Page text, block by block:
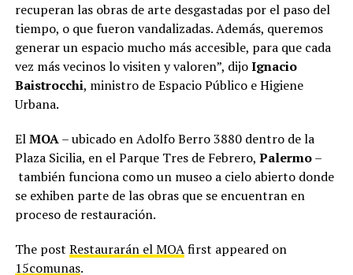
recuperan las obras de arte desgastadas por el paso del
tiempo, o que fueron vandalizadas. Además, queremos
generar un espacio mucho más accesible, para que cada
vez más vecinos lo visiten y valoren”, dijoIgnacio
Baistrocchi, ministro de Espacio Público e Higiene
Urbana.
ElMOA– ubicado en Adolfo Berro 3880 dentro de la
Plaza Sicilia, en el Parque Tres de Febrero, Palermo–
también funciona como un museo a cielo abierto donde
se exhiben parte de las obras que se encuentran en
proceso de restauración.
The post Restaurarán el MOAfirst appeared on
15comunas.